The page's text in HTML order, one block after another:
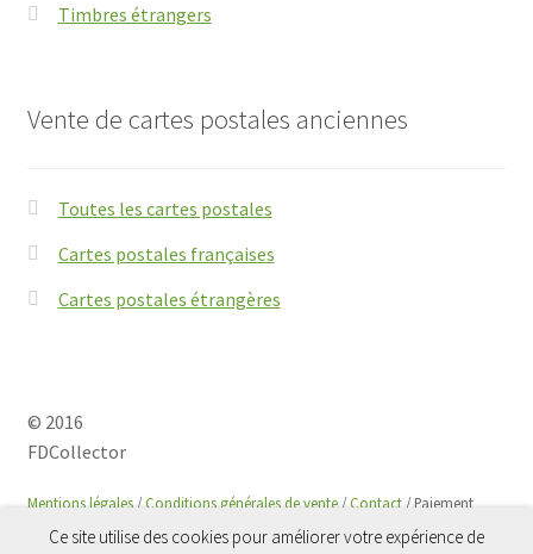
Timbres étrangers
Vente de cartes postales anciennes
Toutes les cartes postales
Cartes postales françaises
Cartes postales étrangères
© 2016
FDCollector
Mentions légales/Conditions générales de vente/Contact/ Paiement
sécurisé avec
Paypal
Ce site utilise des cookies pour améliorer votre expérience de